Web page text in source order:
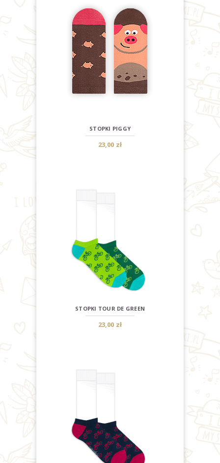
STOPKI PIGGY
23,00 zł
STOPKI TOUR DE GREEN
23,00 zł